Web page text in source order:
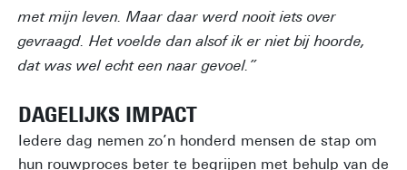
met mijn leven. Maar daar werd nooit iets over
gevraagd. Het voelde dan alsof ik er niet bij hoorde,
dat was wel echt een naar gevoel.”
DAGELIJKS IMPACT
Iedere dag nemen zo’n honderd mensen de stap om
hun rouwproces beter te begrijpen met behulp van de